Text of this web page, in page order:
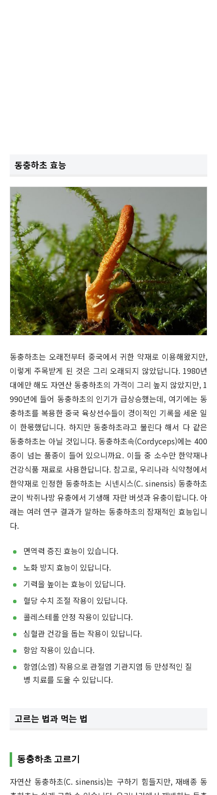
동충하초 효능
동충하초는 오래전부터 중국에서 귀한 약재로 이용해왔지만,
이렇게 주목받게 된 것은 그리 오래되지 않았답니다. 1980년
대에만 해도 자연산 동충하초의 가격이 그리 높지 않았지만, 1
990년에 들어 동충하초의 인기가 급상승했는데, 여기에는 동
충하초를 복용한 중국 육상선수들이 경이적인 기록을 세운 일
이 한몫했답니다. 하지만 동충하초라고 불린다 해서 다 같은
동충하초는 아닐 것입니다. 동충하초속(Cordyceps)에는 400
종이 넘는 품종이 들어 있으니까요. 이들 중 소수만 한약재나
건강식품 재료로 사용한답니다. 참고로, 우리나라 식약청에서
한약재로 인정한 동충하초는 시넨시스(C. sinensis) 동충하초
균이 박쥐나방 유충에서 기생해 자란 버섯과 유충이랍니다. 아
래는 여러 연구 결과가 말하는 동충하초의 잠재적인 효능입니
다.
면역력 증진 효능이 있습니다.
노화 방지 효능이 있답니다.
기력을 높이는 효능이 있답니다.
혈당 수치 조절 작용이 있답니다.
콜레스테롤 안정 작용이 있답니다.
심혈관 건강을 돕는 작용이 있답니다.
항암 작용이 있습니다.
항염(소염) 작용으로 관절염 기관지염 등 만성적인 질
병 치료를 도울 수 있답니다.
고르는 법과 먹는 법
동충하초 고르기
자연산 동충하초(C. sinensis)는 구하기 힘들지만, 재배종 동